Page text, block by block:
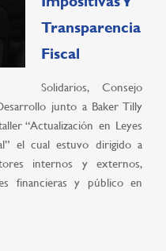
Transparencia
Fiscal
Solidarios, Consejo
junto a Baker Tilly
“Actualización en Leyes
el cual estuvo dirigido a
internos y externos,
financieras y público en